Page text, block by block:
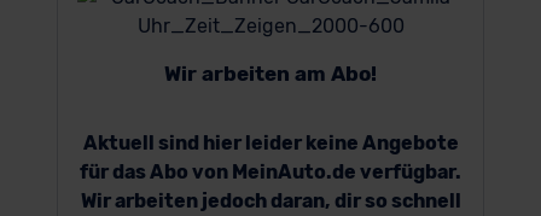
Wir arbeiten am Abo!
Aktuell sind hier leider keine Angebote
für das Abo von MeinAuto.de verfügbar.
Wir arbeiten jedoch daran, dir so schnell